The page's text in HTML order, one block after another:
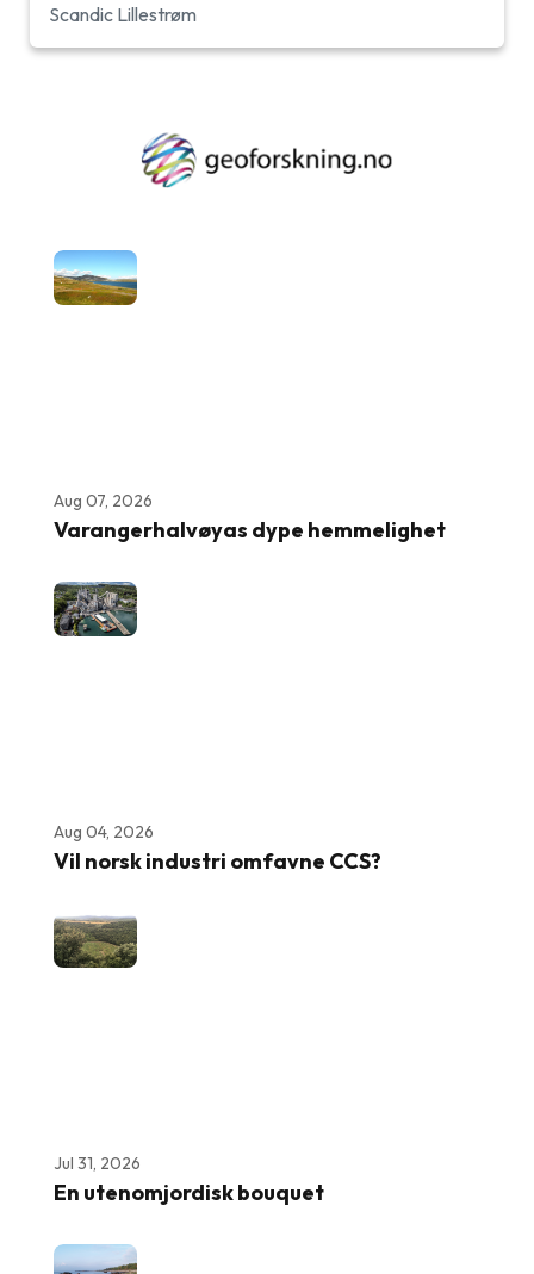
Scandic Lillestrøm
Aug 07, 2026
Varangerhalvøyas dype hemmelighet
Aug 04, 2026
Vil norsk industri omfavne CCS?
Jul 31, 2026
En utenomjordisk bouquet